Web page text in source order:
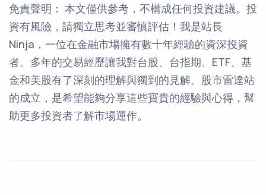
免責聲明： 本文僅供參考，不構成任何投資建議。投
資有風險，請獨立思考並審慎評估！我是站長
Ninja，一位在金融市場擁有數十年經驗的資深投資
者。多年的交易經歷讓我對台股、台指期、ETF、基
金和美股有了深刻的理解與獨到的見解。股市雷達站
的成立，是希望能夠分享這些寶貴的經驗與心得，幫
助更多投資者了解市場運作。